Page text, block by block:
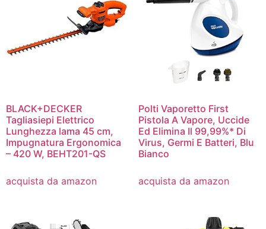
BLACK+DECKER
Tagliasiepi Elettrico
Lunghezza lama 45 cm,
Impugnatura Ergonomica
– 420 W, BEHT201-QS
acquista da amazon
Polti Vaporetto First
Pistola A Vapore, Uccide
Ed Elimina Il 99,99%* Di
Virus, Germi E Batteri, Blu
Bianco
acquista da amazon